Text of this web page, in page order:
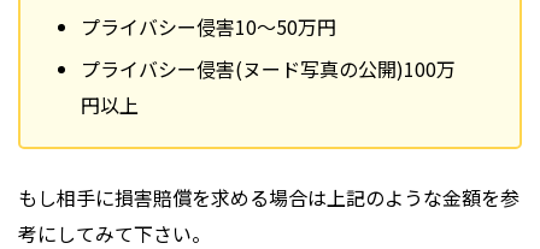
プライバシー侵害10〜50万円
プライバシー侵害(ヌード写真の公開)100万
円以上
もし相手に損害賠償を求める場合は上記のような金額を参
考にしてみて下さい。